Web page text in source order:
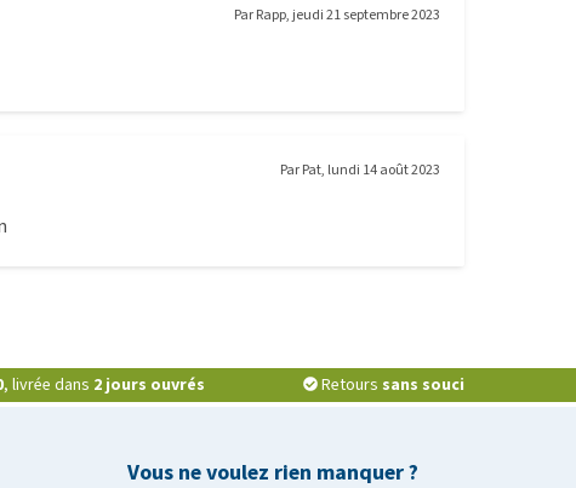
ParRapp, jeudi 21 septembre 2023
ParPat, lundi 14 août 2023
, livrée dans 2 jours ouvrés Retours sans souci
Vous ne voulez rien manquer ?